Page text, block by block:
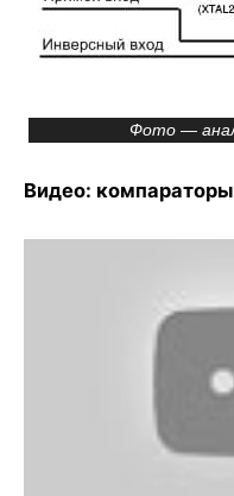
Фото —
Видео: компараторы